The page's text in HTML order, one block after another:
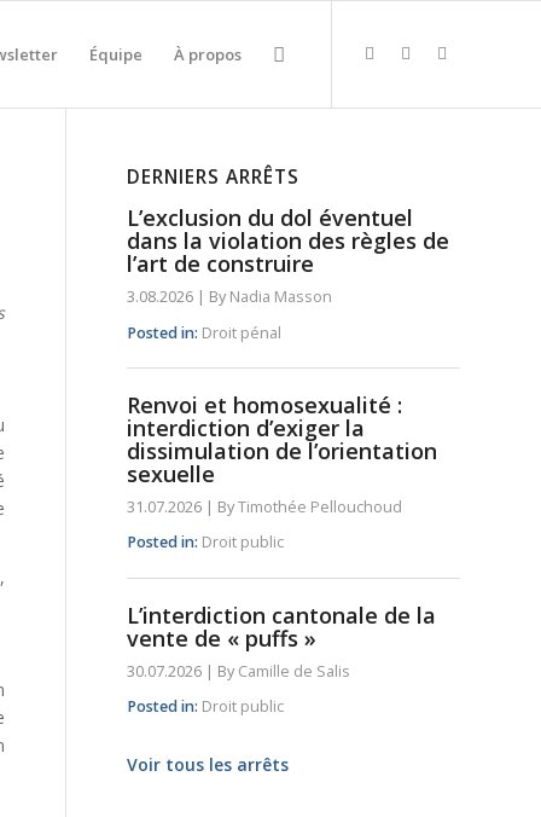
Équipe À propos
DERNIERS ARRÊTS
L’exclusion du dol éventuel
dans la violation des règles de
l’art de construire
3.08.2026 | By Nadia Masson
Posted in: Droit pénal
Renvoi et homosexualité :
interdiction d’exiger la
dissimulation de l’orientation
sexuelle
31.07.2026 | ByTimothée Pellouchoud
Posted in: Droit public
L’interdiction cantonale de la
vente de « puffs »
30.07.2026 | By Camille de Salis
Posted in: Droit public
Voir tous les arrêts